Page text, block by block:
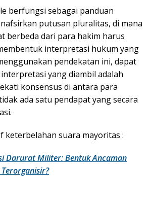
berfungsi sebagai panduan
putusan pluralitas, di mana
berbeda dari para hakim harus
interpretasi hukum yang
pendekatan ini, dapat
yang diambil adalah
konsensus di antara para
ada satu pendapat yang secara
keterbelahan suara mayoritas :
Darurat Militer: Bentuk Ancaman